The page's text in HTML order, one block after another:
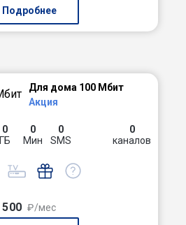
Подробнее
Для дома 100 Мбит
Акция
0
ГБ
0
Мин
0
SMS
0
каналов
500 ₽/мес